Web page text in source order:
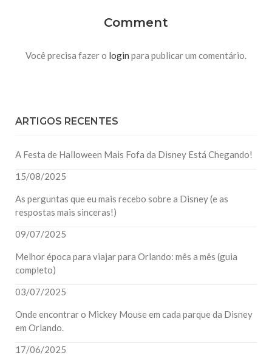
Comment
Você precisa fazer o login para publicar um comentário.
ARTIGOS RECENTES
A Festa de Halloween Mais Fofa da Disney Está Chegando!
15/08/2025
As perguntas que eu mais recebo sobre a Disney (e as
respostas mais sinceras!)
09/07/2025
Melhor época para viajar para Orlando: mês a mês (guia
completo)
03/07/2025
Onde encontrar o Mickey Mouse em cada parque da Disney
em Orlando.
17/06/2025